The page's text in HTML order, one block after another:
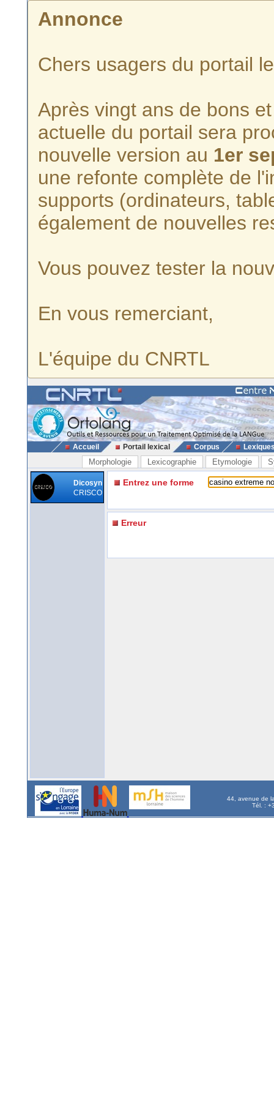
Annonce
Chers usagers du portail
Après vingt ans de bons
actuelle du portail sera
nouvelle version au 1er
une refonte complète de
supports (ordinateurs,
également de nouvelles
Vous pouvez tester la
En vous remerciant,
L'équipe du CNRTL
Accueil Portail lexical Corpus
Morphologie Lexicographie Etymologie
Dicosyn
CRISCO
Entrez une forme
Erreur
44, avenue de
Tél. :